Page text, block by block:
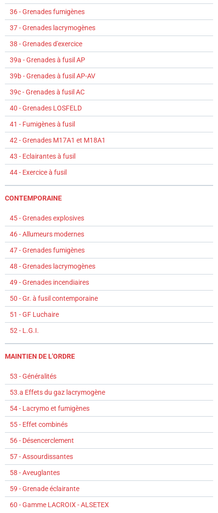
36 - Grenades fumigènes
37 - Grenades lacrymogènes
38 - Grenades d'exercice
39a - Grenades à fusil AP
39b - Grenades à fusil AP-AV
39c - Grenades à fusil AC
40 - Grenades LOSFELD
41 - Fumigènes à fusil
42 - Grenades M17A1 et M18A1
43 - Eclairantes à fusil
44 - Exercice à fusil
CONTEMPORAINE
45 - Grenades explosives
46 - Allumeurs modernes
47 - Grenades fumigènes
48 - Grenades lacrymogènes
49 - Grenades incendiaires
50 - Gr. à fusil contemporaine
51 - GF Luchaire
52 - L.G.I.
MAINTIEN DE L'ORDRE
53 - Généralités
53.a Effets du gaz lacrymogène
54 - Lacrymo et fumigènes
55 - Effet combinés
56 - Désencerclement
57 - Assourdissantes
58 - Aveuglantes
59 - Grenade éclairante
60 - Gamme LACROIX - ALSETEX